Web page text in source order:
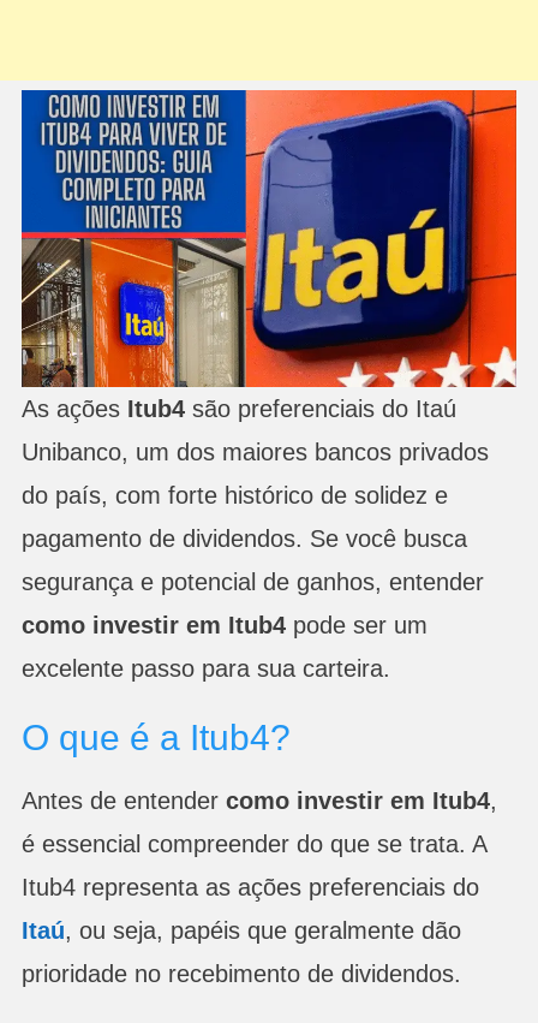
As ações Itub4são preferenciais do Itaú
Unibanco, um dos maiores bancos privados
do país, com forte histórico de solidez e
pagamento de dividendos. Se você busca
segurança e potencial de ganhos, entender
como investir em Itub4pode ser um
excelente passo para sua carteira.
O que é a Itub4?
Antes de entender como investir em Itub4,
é essencial compreender do que se trata. A
Itub4 representa as ações preferenciais do
Itaú, ou seja, papéis que geralmente dão
prioridade no recebimento de dividendos.